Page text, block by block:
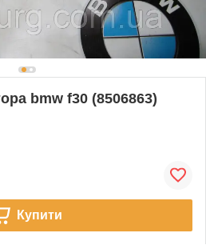
bmw f30 (8506863)
Купити